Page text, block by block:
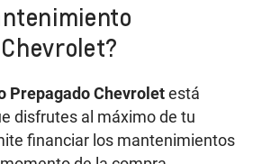
Prepagado Chevroletestá
disfrutes al máximo de tu
financiar los mantenimientos